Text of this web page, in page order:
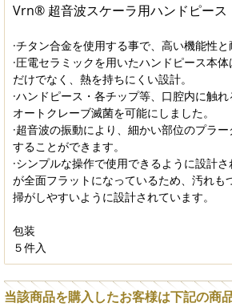
Vrn® 超音波スケーラ用ハンドピース
·チタン合金を使用する事で、高い機能性と
·圧電セラミックを用いたハンドピース本
だけでなく、熱を持ちにくい設計。
·ハンドピース・各チップ等、口腔内に触
オートクレーブ滅菌を可能にしました。
·超音波の振動により、細かい部位のプラ
することができます。
·シンプルな操作で使用できるように設計
が全面フラットになっているため、汚れも
掃がしやすいように設計されています。
包装
５件入
当該商品を購入したお客様は下記の商